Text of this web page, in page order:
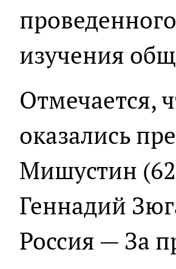
изучения
Отмечается,
оказались
Мишустин
Геннадий
Россия — За